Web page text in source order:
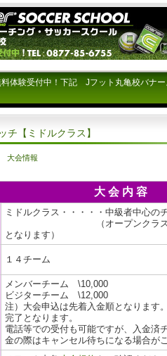
体験受付中！下記 Jフット丸亀校バナー
チ【ミドルクラス】
大会情報
大 会 内 容
ミドルクラス・・・・・中級者中心の
（オープンクラスで勝利
となります）
１４チーム
メンバーチーム \10,000
ビジターチーム \12,000
注）大会申込は先着入金順となります
完了となります。
電話等での受付も可能ですが、入金済
金の際はキャンセル待ちになる場合が